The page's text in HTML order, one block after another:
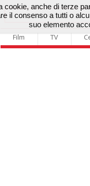
Film TV
cookie, anche di terze
il consenso a tutti o
suo elemento